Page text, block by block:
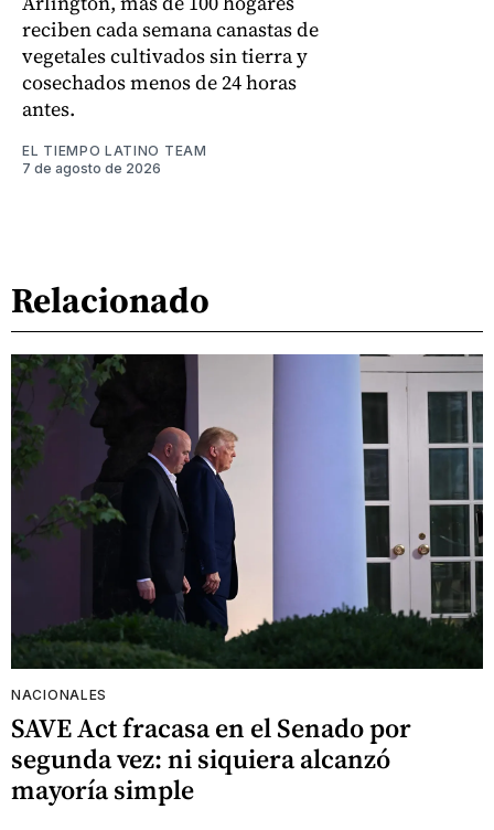
reciben cada semana canastas de
vegetales cultivados sin tierra y
cosechados menos de 24 horas
antes.
EL TIEMPO LATINO TEAM
7 de agosto de 2026
Relacionado
NACIONALES
SAVE Act fracasa en el Senado por
segunda vez: ni siquiera alcanzó
mayoría simple